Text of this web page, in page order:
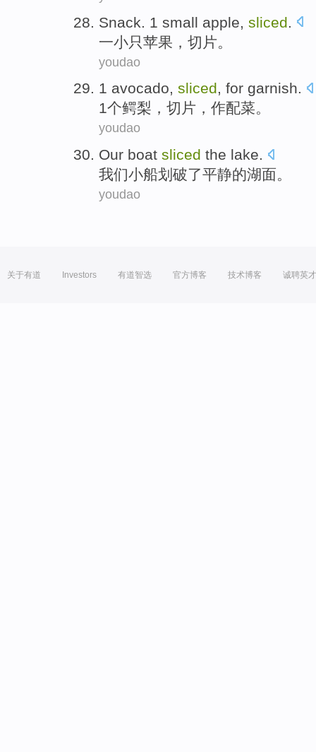
Snack. 1 small apple sliced
一小只苹果 ， 切片 。
youdao
1 avocado, sliced, for garnish.
1个鳄梨 ， 切片 ， 作配菜。
youdao
Our boat sliced the lake.
我们小船划破了平静的湖面。
youdao
关于有道 Investors 有道智选 官方博客 技术博客 诚聘英才